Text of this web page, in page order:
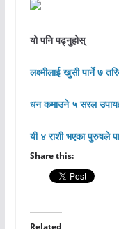
यो पनि पढ्नुहोस्
लक्ष्मीलाई खुसी पार्ने ७
धन कमाउने ५ सरल
यी ४ राशी भएका पुरुषले
Share this: